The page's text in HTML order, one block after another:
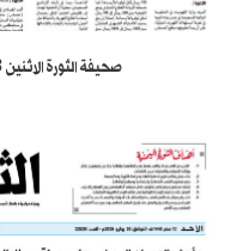
صحيفة الثورة الاثنين 13 صفر 1448 – 27 يوليو 2026